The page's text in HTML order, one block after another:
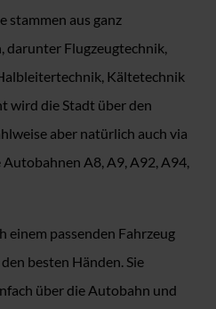
stammen aus ganz
darunter Flugzeugtechnik,
Kältetechnik
wird die Stadt über den
aber natürlich auch via
A8, A9, A92, A94,
einem passenden Fahrzeug
besten Händen. Sie
über die Autobahn und